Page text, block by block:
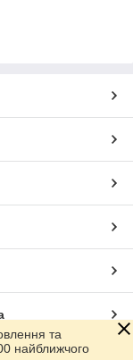
та
найближчого